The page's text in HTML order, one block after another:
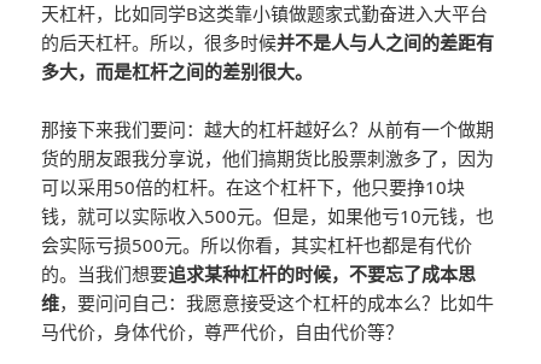
天杠杆，比如同学B这类靠小镇做题家式勤奋进入大平台
的后天杠杆。所以，很多时候并不是人与人之间的差距有
多大，而是杠杆之间的差别很大。
那接下来我们要问：越大的杠杆越好么？从前有一个做期
货的朋友跟我分享说，他们搞期货比股票刺激多了，因为
可以采用50倍的杠杆。在这个杠杆下，他只要挣10块
钱，就可以实际收入500元。但是，如果他亏10元钱，也
会实际亏损500元。所以你看，其实杠杆也都是有代价
的。当我们想要追求某种杠杆的时候，不要忘了成本思
维，要问问自己：我愿意接受这个杠杆的成本么？比如牛
马代价，身体代价，尊严代价，自由代价等？